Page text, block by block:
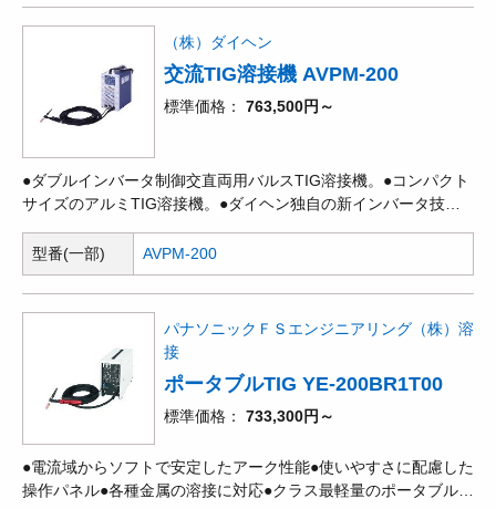
（株）ダイヘン
交流TIG溶接機 AVPM-200
標準価格 763,500円～
●ダブルインバータ制御交直両用バルスTIG溶接機。●コンパクト
サイズのアルミTIG溶接機。●ダイヘン独自の新インバータ技術
クトポディを実現。●周囲喋境へのやさしい調和を考えたニュー
デザインを採用。●標準装備の肩掛けストラップで出張工事や移
動の多い現場作業などに威力を発揮。●交流TIG溶接:AC標準(AC
矩形波)、ACハード波形(AC矩形波)、ACソフト波形(AC正弦
波)、AC-DCハイブリッドTIG溶接。●直流TIG溶接:高速インバー
タ制御により全電流域で、常にアークが安定。●ダブルインバー
タ制御で直流TIGはもちろん交流TIGもパルス溶接が可能。●使う
人にやさしい親切設計。単相200/22OV(50/60Hz)自動切替、トー
型番(一部) AVPM-200
パナソニックＦＳエンジニアリング（株）溶
接
ポータブルTIG YE-200BR1T00
標準価格 733,300円～
●電流域からソフトで安定したアーク性能●使いやすさに配慮した
操作パネル●各種金属の溶接に対応●クラス最軽量のポータブルタ